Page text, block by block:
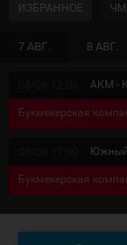
7 АВГ. 8 АВГ.
ИЗБРАННОЕ ЧМ
АКМ -
Букмекерская
Южный
Букмекерская